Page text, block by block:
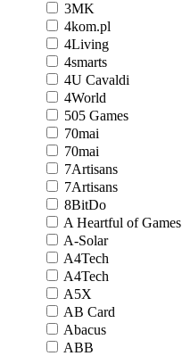
3MK
4kom.pl
4Living
4smarts
4U Cavaldi
4World
505 Games
70mai
70mai
7Artisans
7Artisans
8BitDo
A Heartful of Games
A-Solar
A4Tech
A4Tech
A5X
AB Card
Abacus
ABB